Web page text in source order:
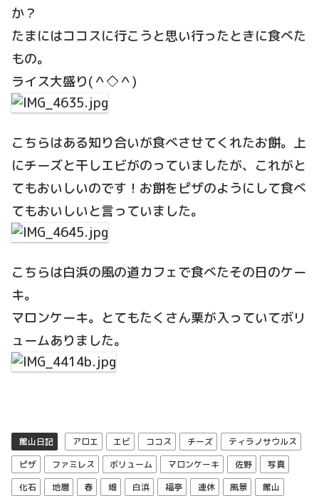
か？
たまにはココスに行こうと思い行ったときに食べた
もの。
ライス大盛り(＾◇＾)
こちらはある知り合いが食べさせてくれたお餅。上
にチーズと干しエビがのっていましたが、これがと
てもおいしいのです！お餅をピザのようにして食べ
てもおいしいと言っていました。
こちらは白浜の風の道カフェで食べたその日のケー
キ。
マロンケーキ。とてもたくさん栗が入っていてボリ
ュームありました。
館山日記 アロエ エビ ココス チーズ
ティラノサウルス
ピザ
ファミレス ボリューム マロンケーキ 佐野
写真
化石
地層 春 畑 白浜 福亭 連休 風景 館山